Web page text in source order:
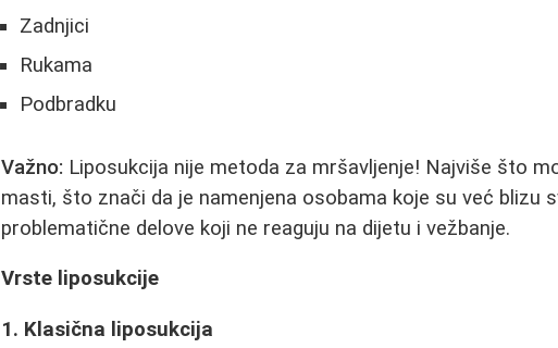
Zadnjici
Rukama
Podbradku
Važno: Liposukcija nije metoda za mršavljenje! Najviše što
masti, što znači da je namenjena osobama koje su već blizu
problematične delove koji ne reaguju na dijetu i vežbanje.
Vrste liposukcije
1. Klasična liposukcija